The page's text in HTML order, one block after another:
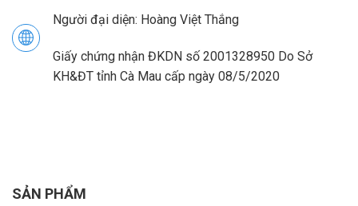
Người đại diện: Hoàng Việt Thắng
Giấy chứng nhận ĐKDN số 2001328950 Do Sở
KH&ĐT tỉnh Cà Mau cấp ngày 08/5/2020
SẢN PHẨM